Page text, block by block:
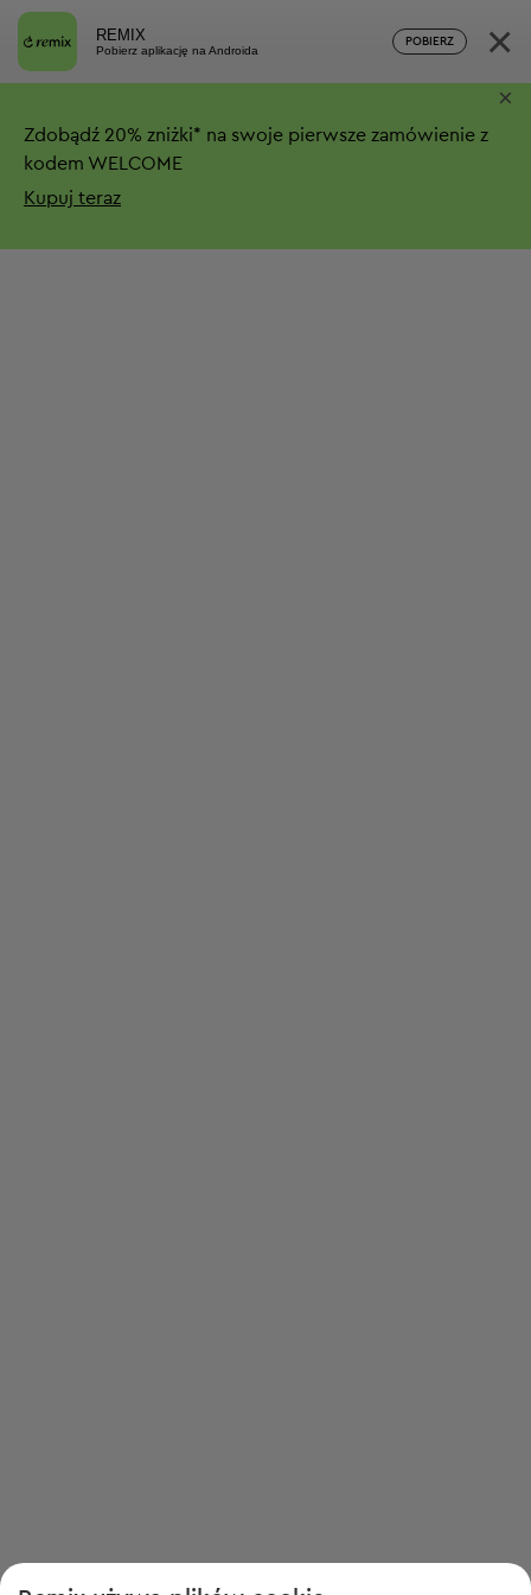
REMIX
Pobierz aplikację na Androida
POBIERZ ×
Zdobądź 20% zniżki* na swoje pierwsze zamówienie z
kodem WELCOME
Kupuj teraz
×